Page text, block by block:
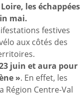
les échappées
mai.
festives
aux côtés des
juin et aura pour
». En effet, les
Région Centre-Val